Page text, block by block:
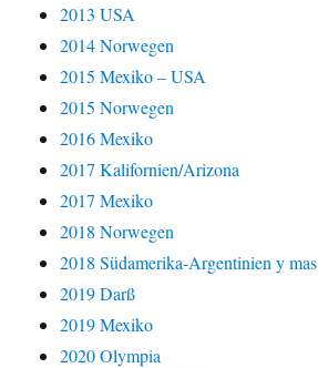
2013 USA
2014 Norwegen
2015 Mexiko – USA
2015 Norwegen
2016 Mexiko
2017 Kalifornien/Arizona
2017 Mexiko
2018 Norwegen
2018 Südamerika-Argentinien y mas
2019 Darß
2019 Mexiko
2020 Olympia